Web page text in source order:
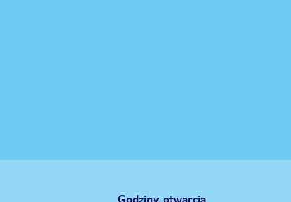
Godziny otwarcia